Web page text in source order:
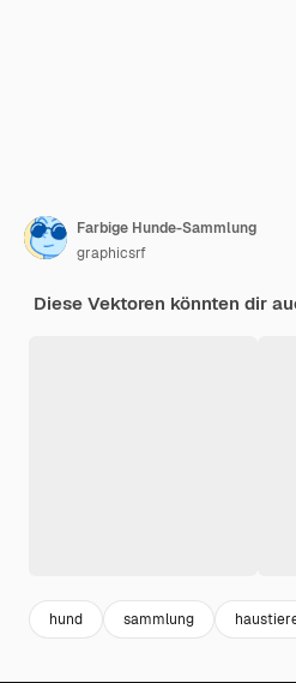
Farbige Hunde-Sammlung
graphicsrf
Diese Vektoren könnten dir
hund sammlung